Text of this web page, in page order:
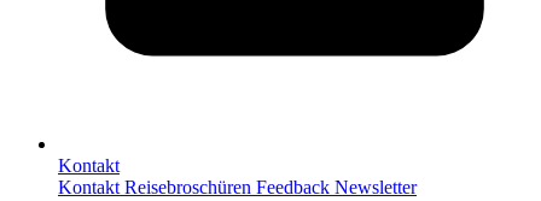
Kontakt
Kontakt Reisebroschüren Feedback Newsletter